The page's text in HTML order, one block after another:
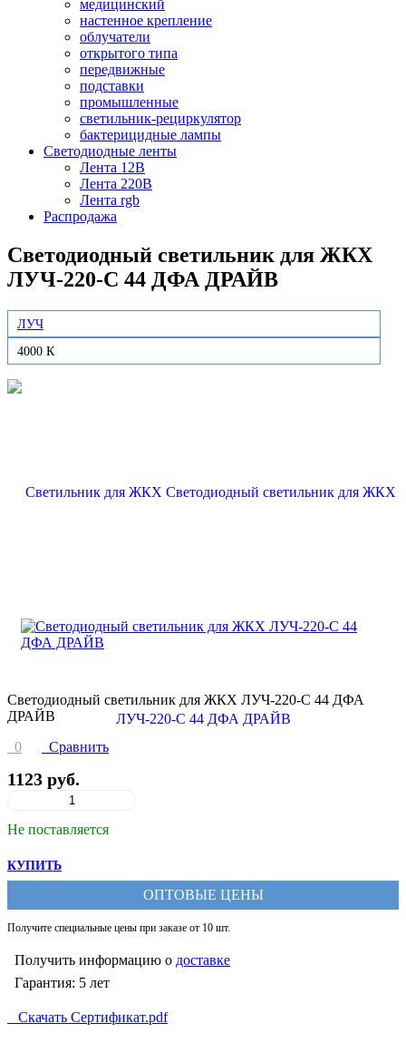
медицинский
настенное крепление
облучатели
открытого типа
передвижные
подставки
промышленные
светильник-рециркулятор
бактерицидные лампы
Светодиодные ленты
Лента 12В
Лента 220В
Лента rgb
Распродажа
Светодиодный светильник для ЖКХ
ЛУЧ-220-С 44 ДФА ДРАЙВ
ЛУЧ
4000 К
Светодиодный светильник для ЖКХ ЛУЧ-220-С 44 ДФА
ДРАЙВ
0
Сравнить
1123 руб.
Не поставляется
КУПИТЬ
ОПТОВЫЕ ЦЕНЫ
Получите специальные цены при заказе от 10 шт.
Получить информацию о доставке
Гарантия: 5 лет
Скачать Сертификат.pdf